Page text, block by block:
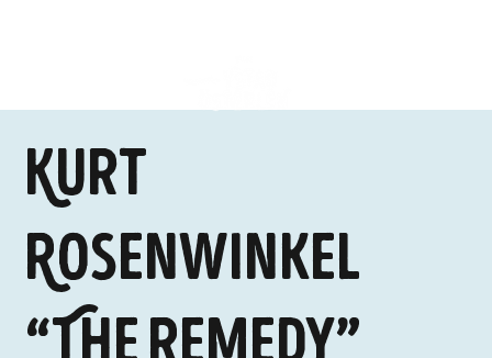
Kurt
Rosenwinkel